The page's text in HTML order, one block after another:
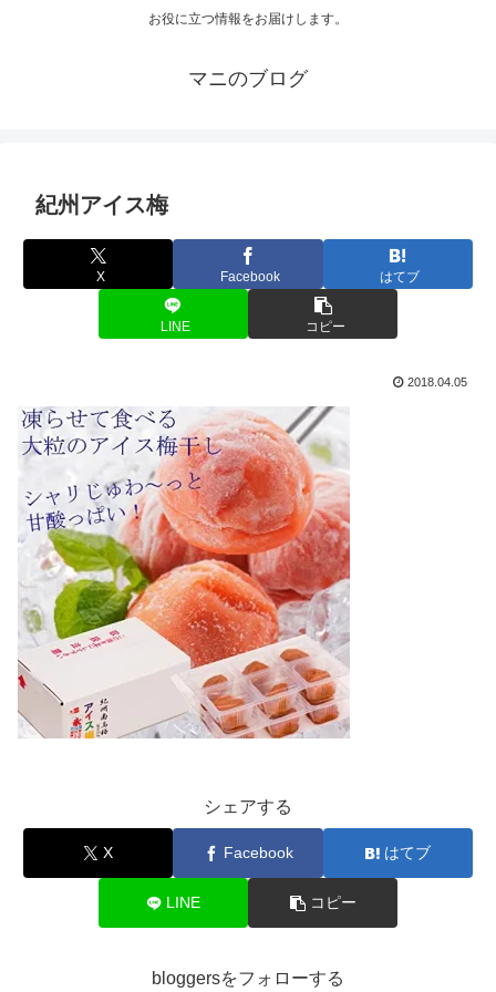
お役に立つ情報をお届けします。
マニのブログ
紀州アイス梅
X Facebook はてブ
LINE コピー
2018.04.05
シェアする
X Facebook はてブ
LINE コピー
bloggersをフォローする